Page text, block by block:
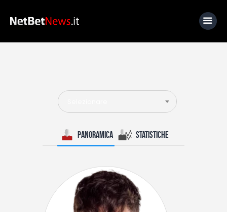
News
Calcio
Basket
Tennis
Lo Sapevi Che
Fantacalcio
I consigli di Giulia
Panoramica Statistiche